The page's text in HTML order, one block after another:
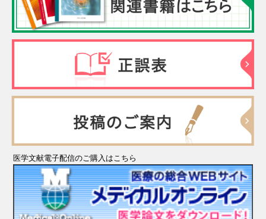
医学文献電子配信のご購入はこちら